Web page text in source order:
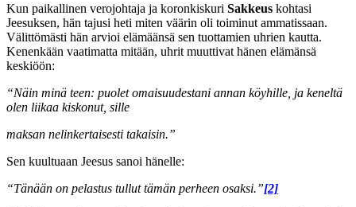
Kun paikallinen verojohtaja ja koronkiskuri Sakkeus kohtasi
Jeesuksen, hän tajusi heti miten väärin oli toiminut ammatissaan.
Välittömästi hän arvioi elämäänsä sen tuottamien uhrien kautta.
Kenenkään vaatimatta mitään, uhrit muuttivat hänen elämänsä
keskiöön:
“Näin minä teen: puolet omaisuudestani annan köyhille, ja keneltä
olen liikaa kiskonut, sille
maksan nelinkertaisesti takaisin.”
Sen kuultuaan Jeesus sanoi hänelle:
“Tänään on pelastus tullut tämän perheen osaksi.”[2]